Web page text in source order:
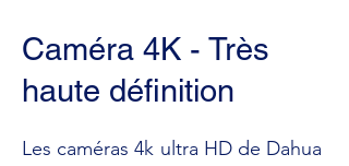
Caméra 4K - Très
haute définition
Les caméras 4k ultra HD de Dahua